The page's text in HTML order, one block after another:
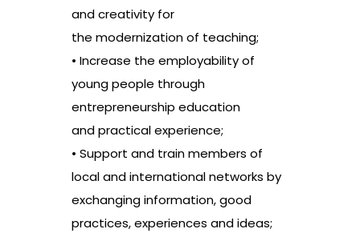
and creativity for
the modernization of teaching;
• Increase the employability of
young people through
entrepreneurship education
and practical experience;
• Support and train members of
local and international networks by
exchanging information, good
practices, experiences and ideas;